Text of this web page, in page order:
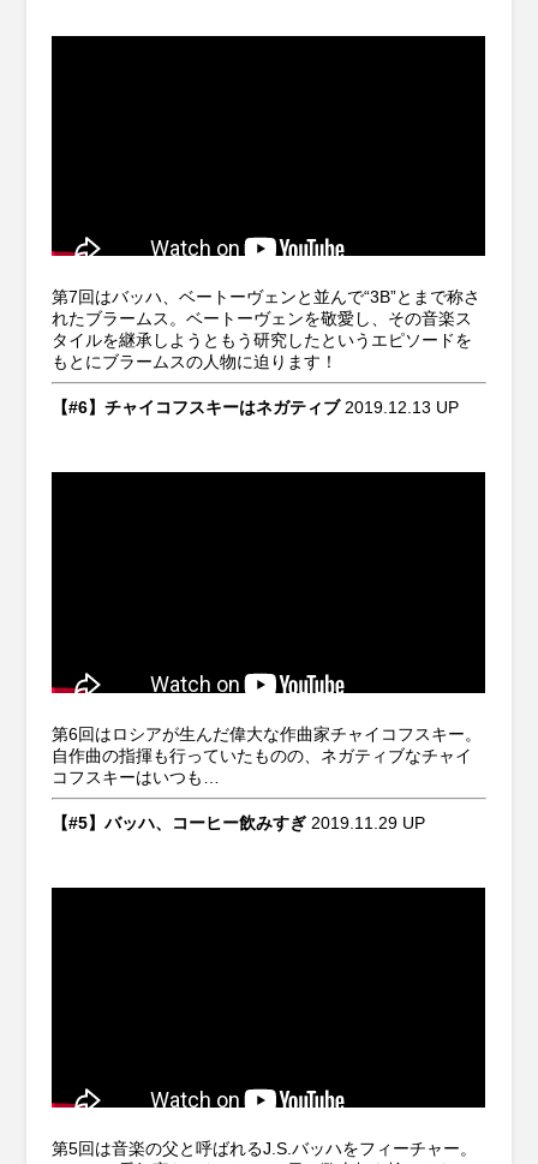
第7回はバッハ、ベートーヴェンと並んで“3B”とまで称さ
れたブラームス。ベートーヴェンを敬愛し、その音楽ス
タイルを継承しようともう研究したというエピソードを
もとにブラームスの人物に迫ります！
【#6】チャイコフスキーはネガティブ2019.12.13 UP
第6回はロシアが生んだ偉大な作曲家チャイコフスキー。
自作曲の指揮も行っていたものの、ネガティブなチャイ
コフスキーはいつも…
【#5】バッハ、コーヒー飲みすぎ 2019.11.29 UP
第5回は音楽の父と呼ばれるJ.S.バッハをフィーチャー。